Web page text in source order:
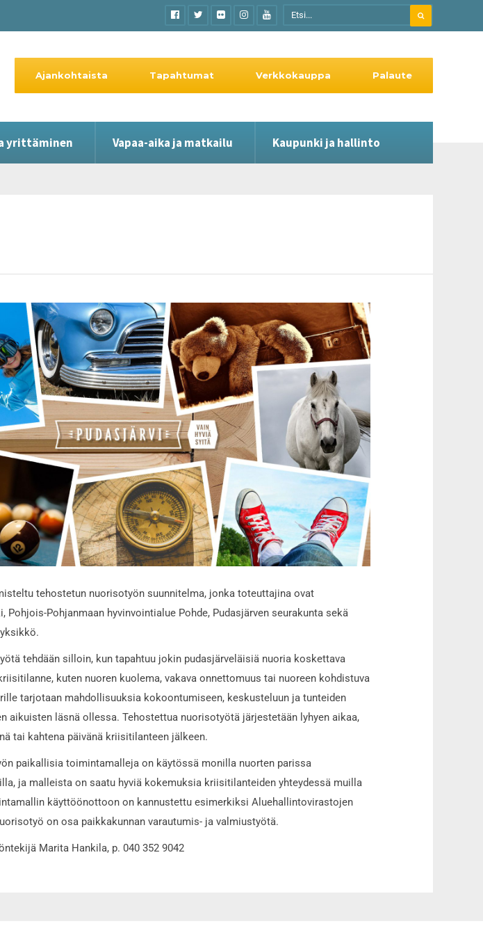
yrittäminen Vapaa-aika ja matkailu Kaupunki ja hallinto
Ajankohtaista Tapahtumat Verkkokauppa Palaute
tehostetun nuorisotyön suunnitelma, jonka toteuttajina ovat
Pohjois-Pohjanmaan hyvinvointialue Pohde, Pudasjärven seurakunta sekä
tehdään silloin, kun tapahtuu jokin pudasjärveläisiä nuoria koskettava
kuten nuoren kuolema, vakava onnettomuus tai nuoreen kohdistuva
tarjotaan mahdollisuuksia kokoontumiseen, keskusteluun ja tunteiden
aikuisten läsnä ollessa. Tehostettua nuorisotyötä järjestetään lyhyen aikaa,
tai kahtena päivänä kriisitilanteen jälkeen.
paikallisia toimintamalleja on käytössä monilla nuorten parissa
ja malleista on saatu hyviä kokemuksia kriisitilanteiden yhteydessä muilla
käyttöönottoon on kannustettu esimerkiksi Aluehallintovirastojen
on osa paikkakunnan varautumis- ja valmiustyötä.
Marita Hankila, p. 040 352 9042